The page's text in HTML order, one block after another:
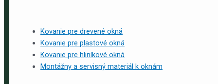
Kovanie pre drevené okná
Kovanie pre plastové okná
Kovanie pre hliníkové okná
Montážny a servisný materiál k oknám